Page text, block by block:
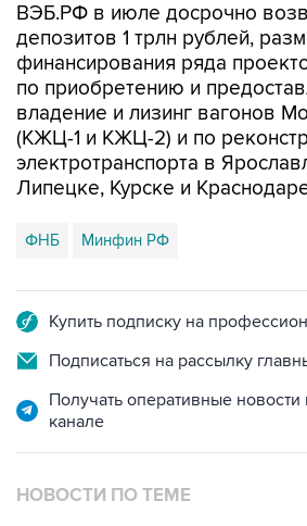
ВЭБ.РФ в июле досрочно
депозитов 1 трлн рублей,
финансирования ряда
по приобретению и
владение и лизинг вагонов
(КЖЦ-1 и КЖЦ-2) и по
электротранспорта в
Липецке, Курске и
ФНБ Минфин РФ
Купить подписку на
Подписаться на рассылку
Получать оперативные
канале
НОВОСТИ ПО ТЕМЕ